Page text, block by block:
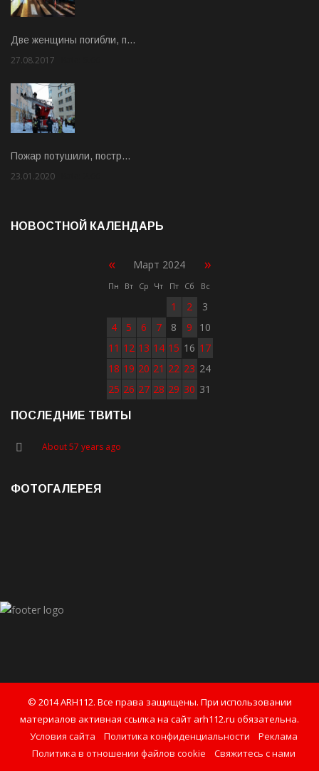
Две женщины погибли, п…
27.08.2017
Пожар потушили, постр…
23.01.2020
НОВОСТНОЙ КАЛЕНДАРЬ
« Март 2024 »
Пн Вт Ср Чт Пт Сб Вс
1 2
3
4
5 6 7 8 9
10
11 12 13 14 15 16 17
18 19 20 21 22 23 24
25 26 27 28 29 30 31
ПОСЛЕДНИЕ ТВИТЫ
About 57 years ago
ФОТОГАЛЕРЕЯ
© 2014 ARH112. Все права защищены. При использовании
материалов активная ссылка на сайт arh112.ru обязательна.
Условия сайта
Политика конфиденциальности
Реклама
Политика в отношении файлов cookie
Свяжитесь с нами